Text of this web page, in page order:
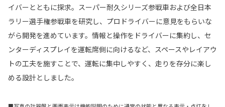
イバーとともに探求。スーパー耐久シリーズ参戦車および全日本
ラリー選手権参戦車を研究し、プロドライバーに意見をもらいな
がら開発を進めています。情報と操作をドライバーに集約し、セ
ンターディスプレイを運転席側に向けるなど、スペースやレイアウ
トの工夫を施すことで、運転に集中しやすく、走りを存分に楽し
める設計としました。